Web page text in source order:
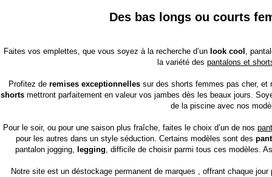
Des bas longs ou courts
Faites vos emplettes, que vous soyez à la recherche d’un look cool ,
la variété des pantalons et
Profitez de remises exceptionnellessur des shorts femmes pas cher, et
shorts mettront parfaitement en valeur vos jambes dès les beaux jours.
de la piscine avec nos
Pour le soir, ou pour une saison plus fraîche, faites le choix d’un de nos
pour les autres dans un style séduction. Certains modèles sont des
pantalon jogging,
legging , difficile de choisir parmi tous ces modèles.
Notre site est un déstockage permanent de marques , offrant chaque